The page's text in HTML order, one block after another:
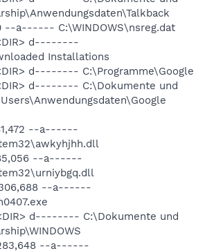
--a------ C:\WINDOWS\nsreg.dat
<DIR> d--------
Installations
d-------- C:\Programme\Google
<DIR> d-------- C:\Dokumente und
--a------
85,056 --a------
306,688 --a------
<DIR> d-------- C:\Dokumente und
283,648 --a------